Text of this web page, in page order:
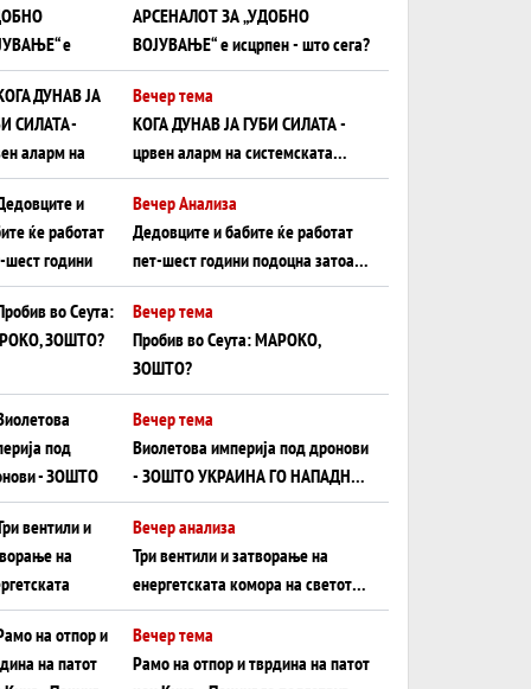
АРСЕНАЛОТ ЗА „УДОБНО
ВОЈУВАЊЕ“ е исцрпен - што сега?
Вечер тема
КОГА ДУНАВ ЈА ГУБИ СИЛАТА -
црвен аларм на системската
плоча од јужна Германија до
Црното Море...
Вечер Анализа
Дедовците и бабите ќе работат
пет-шест години подоцна затоа
што НЕМААТ ВНУЦИ ДА ГИ
ЗАМЕНАТ
Вечер тема
Пробив во Сеута: МАРОКО,
ЗОШТО?
Вечер тема
Виолетова империја под дронови
- ЗОШТО УКРАИНА ГО НАПАДНА
РУСКИОТ WILDBERRIES
Вечер анализа
Три вентили и затворање на
енергетската комора на светот:
Нападот во Суец најавува
глобален енергетски инфаркт?
Вечер тема
Рамо на отпор и тврдина на патот